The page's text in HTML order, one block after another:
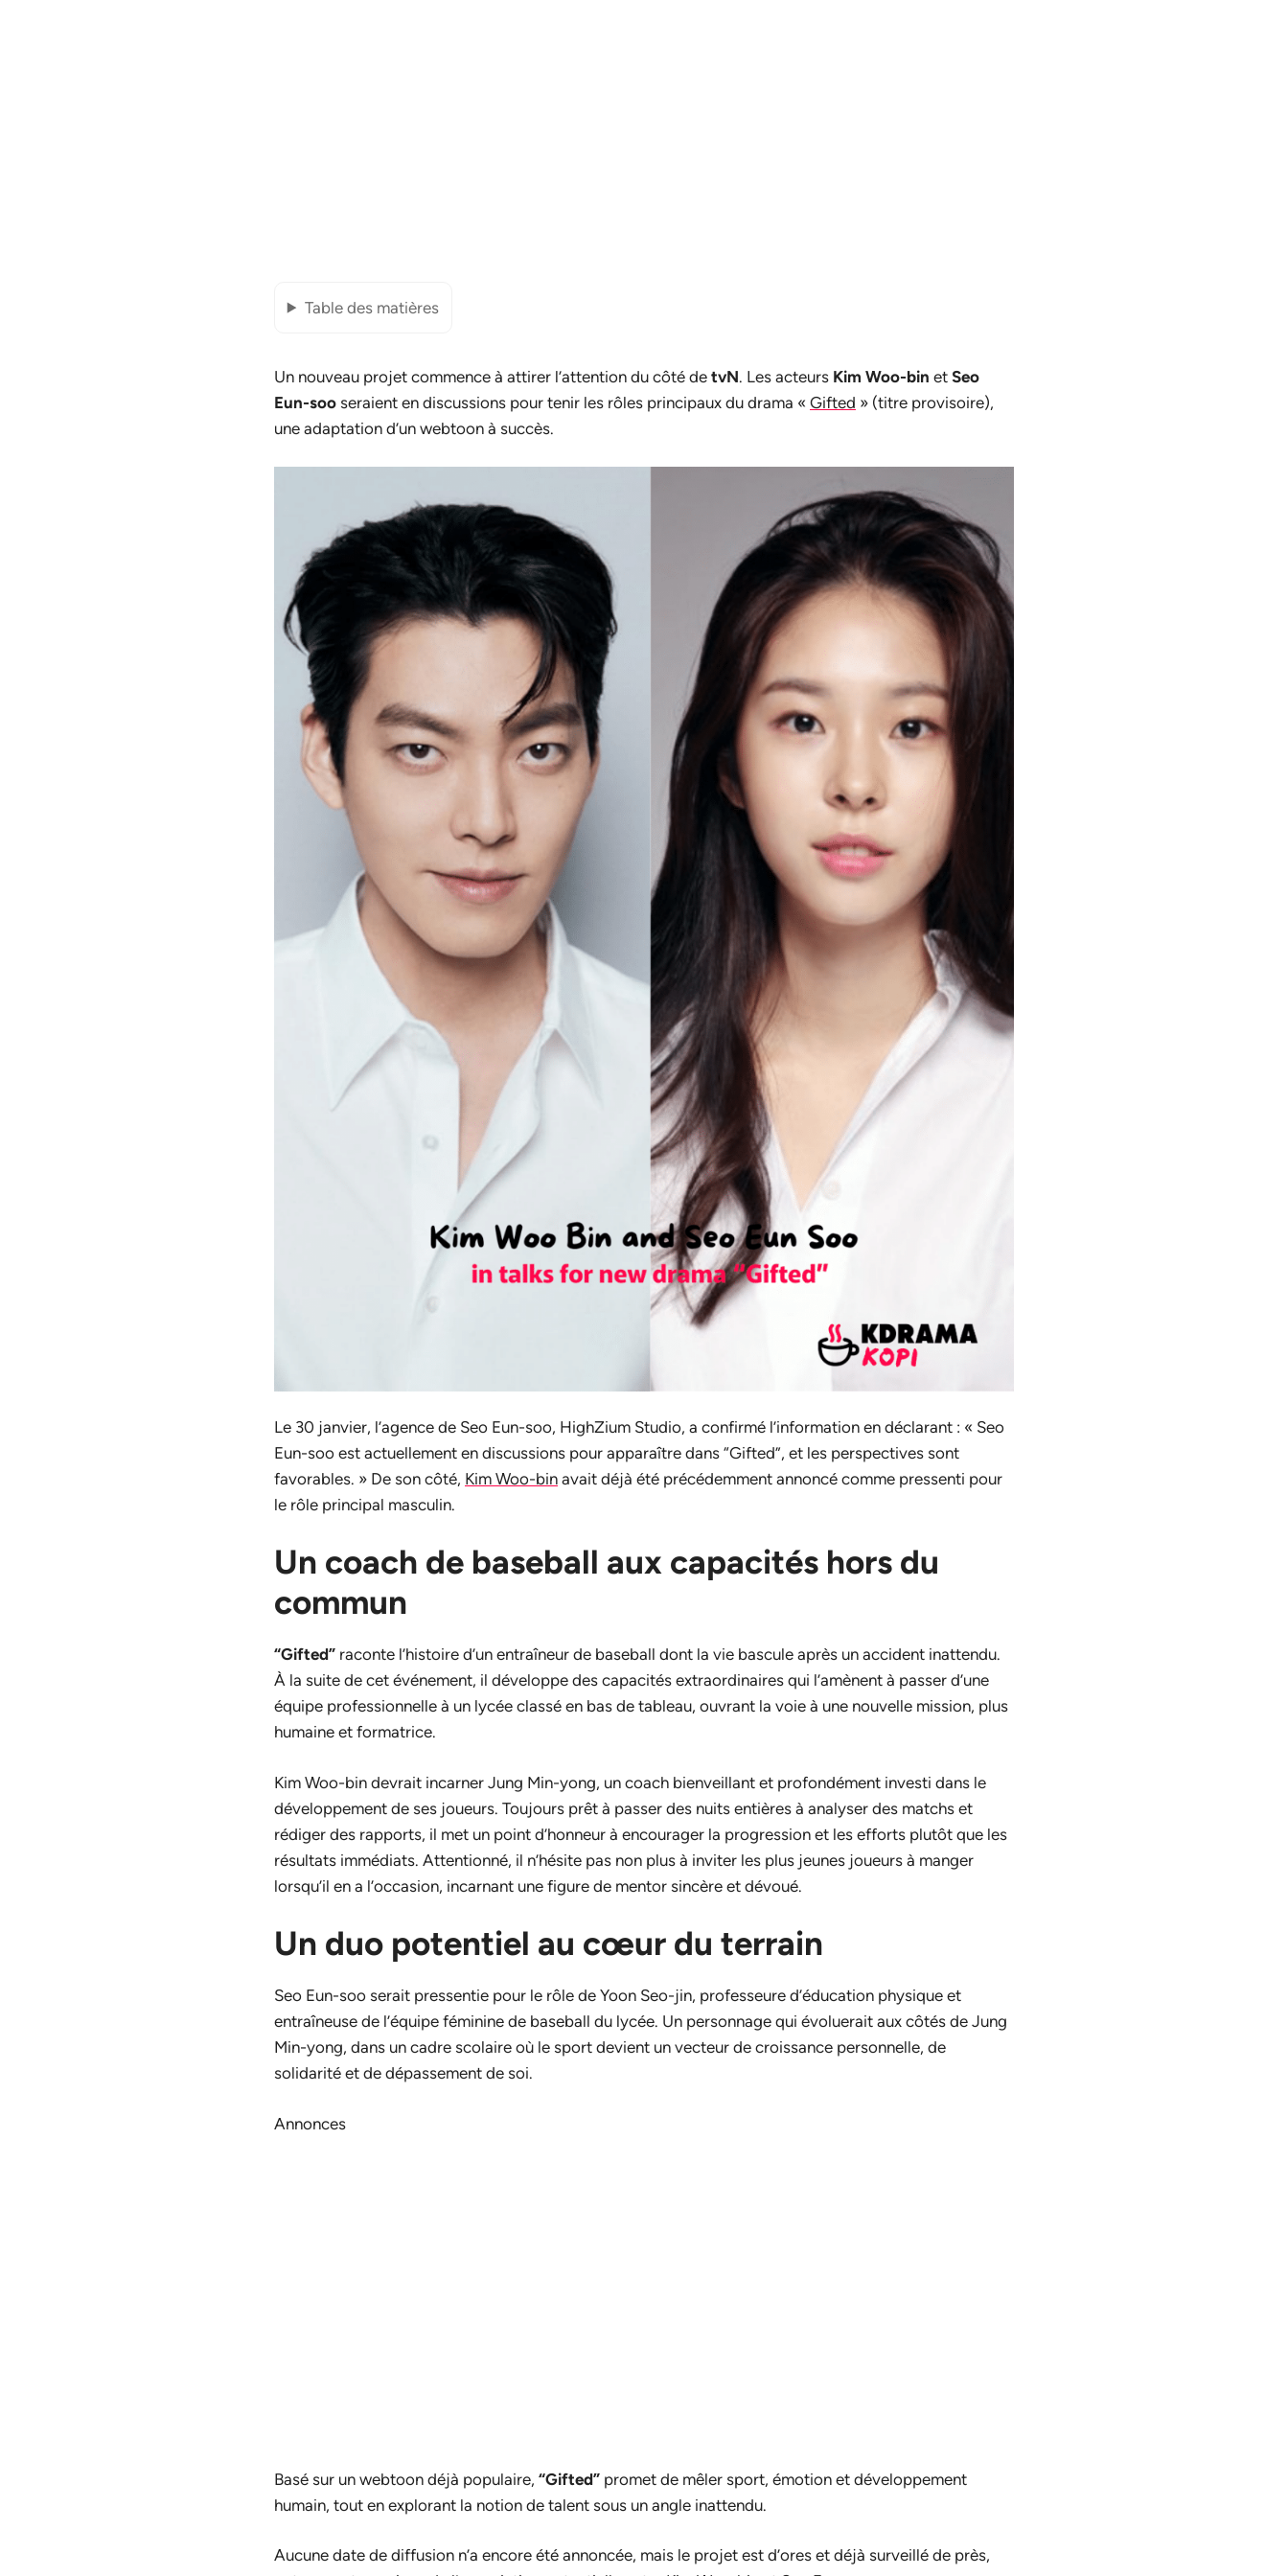
Table des matières
Un nouveau projet commence à attirer l’attention du côté de tvN. Les acteurs Kim Woo-bin et Seo
Eun-soo seraient en discussions pour tenir les rôles principaux du drama « Gifted » (titre provisoire),
une adaptation d’un webtoon à succès.
Le 30 janvier, l’agence de Seo Eun-soo, HighZium Studio, a confirmé l’information en déclarant : « Seo
Eun-soo est actuellement en discussions pour apparaître dans “Gifted”, et les perspectives sont
favorables. » De son côté, Kim Woo-bin avait déjà été précédemment annoncé comme pressenti pour
le rôle principal masculin.
Un coach de baseball aux capacités hors du
commun
“Gifted” raconte l’histoire d’un entraîneur de baseball dont la vie bascule après un accident inattendu.
À la suite de cet événement, il développe des capacités extraordinaires qui l’amènent à passer d’une
équipe professionnelle à un lycée classé en bas de tableau, ouvrant la voie à une nouvelle mission, plus
humaine et formatrice.
Kim Woo-bin devrait incarner Jung Min-yong, un coach bienveillant et profondément investi dans le
développement de ses joueurs. Toujours prêt à passer des nuits entières à analyser des matchs et
rédiger des rapports, il met un point d’honneur à encourager la progression et les efforts plutôt que les
résultats immédiats. Attentionné, il n’hésite pas non plus à inviter les plus jeunes joueurs à manger
lorsqu’il en a l’occasion, incarnant une figure de mentor sincère et dévoué.
Un duo potentiel au cœur du terrain
Seo Eun-soo serait pressentie pour le rôle de Yoon Seo-jin, professeure d’éducation physique et
entraîneuse de l’équipe féminine de baseball du lycée. Un personnage qui évoluerait aux côtés de Jung
Min-yong, dans un cadre scolaire où le sport devient un vecteur de croissance personnelle, de
solidarité et de dépassement de soi.
Annonces
Basé sur un webtoon déjà populaire, “Gifted” promet de mêler sport, émotion et développement
humain, tout en explorant la notion de talent sous un angle inattendu.
Aucune date de diffusion n’a encore été annoncée, mais le projet est d’ores et déjà surveillé de près,